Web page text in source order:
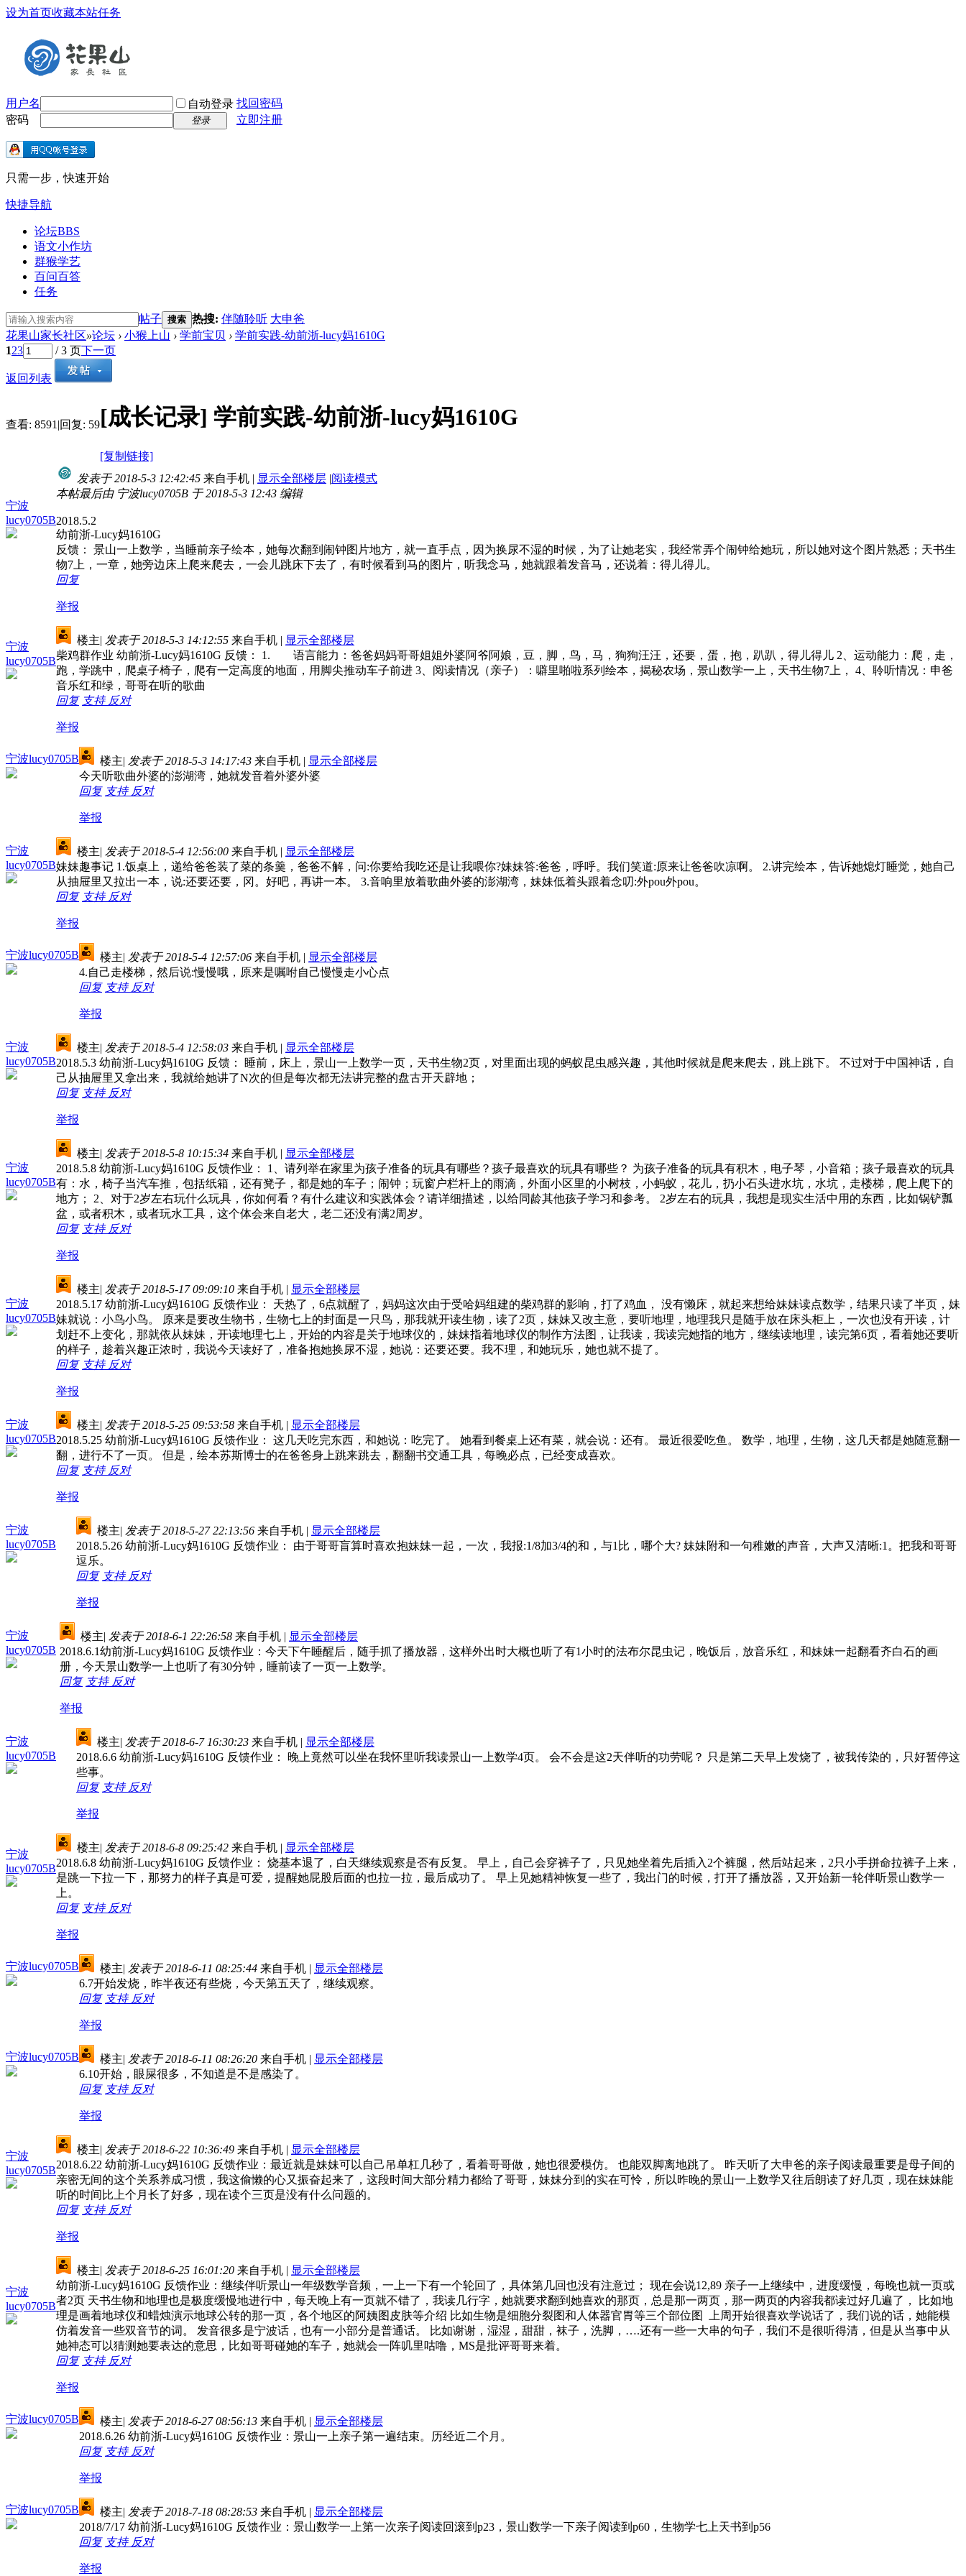
设为首页收藏本站任务
用户名 自动登录 找回密码
密码
登录 立即注册
只需一步，快速开始
快捷导航
论坛BBS
语文小作坊
群猴学艺
百问百答
任务
帖子 搜索 热搜: 伴随聆听 大申爸
花果山家长社区»论坛 › 小猴上山 › 学前宝贝 › 学前实践-幼前浙-lucy妈1610G
123 / 3 页下一页
返回列表
查看: 8591 |回复: 59[成长记录] 学前实践-幼前浙-lucy妈1610G
[复制链接]
宁波
lucy0705B
发表于 2018-5-3 12:42:45 来自手机 | 显示全部楼层 |阅读模式
本帖最后由 宁波lucy0705B 于 2018-5-3 12:43 编辑
2018.5.2
幼前浙-Lucy妈1610G
反馈： 景山一上数学，当睡前亲子绘本，她每次翻到闹钟图片地方，就一直手点，因为换尿不湿的时候，为了让她老实，我经常弄个闹钟给她玩，所以她对这个图片熟悉；天书生
物7上，一章，她旁边床上爬来爬去，一会儿跳床下去了，有时候看到马的图片，听我念马，她就跟着发音马，还说着：得儿得儿。
回复
举报
宁波
lucy0705B
楼主| 发表于 2018-5-3 14:12:55 来自手机 | 显示全部楼层
柴鸡群作业 幼前浙-Lucy妈1610G 反馈： 1. 语言能力：爸爸妈妈哥哥姐姐外婆阿爷阿娘，豆，脚，鸟，马，狗狗汪汪，还要，蛋，抱，趴趴，得儿得儿 2、运动能力：爬，走，
跑，学跳中，爬桌子椅子，爬有一定高度的地面，用脚尖推动车子前进 3、阅读情况（亲子）：噼里啪啦系列绘本，揭秘农场，景山数学一上，天书生物7上， 4、聆听情况：申爸
音乐红和绿，哥哥在听的歌曲
回复 支持 反对
举报
宁波lucy0705B 楼主| 发表于 2018-5-3 14:17:43 来自手机 | 显示全部楼层
今天听歌曲外婆的澎湖湾，她就发音着外婆外婆
回复 支持 反对
举报
宁波
lucy0705B
楼主| 发表于 2018-5-4 12:56:00 来自手机 | 显示全部楼层
妹妹趣事记 1.饭桌上，递给爸爸装了菜的条羹，爸爸不解，问:你要给我吃还是让我喂你?妹妹答:爸爸，呼呼。我们笑道:原来让爸爸吹凉啊。 2.讲完绘本，告诉她熄灯睡觉，她自己
从抽屉里又拉出一本，说:还要还要，冈。好吧，再讲一本。 3.音响里放着歌曲外婆的澎湖湾，妹妹低着头跟着念叨:外pou外pou。
回复 支持 反对
举报
宁波lucy0705B 楼主| 发表于 2018-5-4 12:57:06 来自手机 | 显示全部楼层
4.自己走楼梯，然后说:慢慢哦，原来是嘱咐自己慢慢走小心点
回复 支持 反对
举报
宁波
lucy0705B
楼主| 发表于 2018-5-4 12:58:03 来自手机 | 显示全部楼层
2018.5.3 幼前浙-Lucy妈1610G 反馈： 睡前，床上，景山一上数学一页，天书生物2页，对里面出现的蚂蚁昆虫感兴趣，其他时候就是爬来爬去，跳上跳下。 不过对于中国神话，自
己从抽屉里又拿出来，我就给她讲了N次的但是每次都无法讲完整的盘古开天辟地；
回复 支持 反对
举报
宁波
lucy0705B
楼主| 发表于 2018-5-8 10:15:34 来自手机 | 显示全部楼层
2018.5.8 幼前浙-Lucy妈1610G 反馈作业： 1、请列举在家里为孩子准备的玩具有哪些？孩子最喜欢的玩具有哪些？ 为孩子准备的玩具有积木，电子琴，小音箱；孩子最喜欢的玩具
有：水，椅子当汽车推，包括纸箱，还有凳子，都是她的车子；闹钟；玩窗户栏杆上的雨滴，外面小区里的小树枝，小蚂蚁，花儿，扔小石头进水坑，水坑，走楼梯，爬上爬下的
地方； 2、对于2岁左右玩什么玩具，你如何看？有什么建议和实践体会？请详细描述，以给同龄其他孩子学习和参考。 2岁左右的玩具，我想是现实生活中用的东西，比如锅铲瓢
盆，或者积木，或者玩水工具，这个体会来自老大，老二还没有满2周岁。
回复 支持 反对
举报
宁波
lucy0705B
楼主| 发表于 2018-5-17 09:09:10 来自手机 | 显示全部楼层
2018.5.17 幼前浙-Lucy妈1610G 反馈作业： 天热了，6点就醒了，妈妈这次由于受哈妈组建的柴鸡群的影响，打了鸡血， 没有懒床，就起来想给妹妹读点数学，结果只读了半页，妹
妹就说：小鸟小鸟。 原来是要改生物书，生物七上的封面是一只鸟，那我就开读生物，读了2页，妹妹又改主意，要听地理，地理我只是随手放在床头柜上，一次也没有开读，计
划赶不上变化，那就依从妹妹，开读地理七上，开始的内容是关于地球仪的，妹妹指着地球仪的制作方法图，让我读，我读完她指的地方，继续读地理，读完第6页，看着她还要听
的样子，趁着兴趣正浓时，我说今天读好了，准备抱她换尿不湿，她说：还要还要。我不理，和她玩乐，她也就不提了。
回复 支持 反对
举报
宁波
lucy0705B
楼主| 发表于 2018-5-25 09:53:58 来自手机 | 显示全部楼层
2018.5.25 幼前浙-Lucy妈1610G 反馈作业： 这几天吃完东西，和她说：吃完了。 她看到餐桌上还有菜，就会说：还有。 最近很爱吃鱼。 数学，地理，生物，这几天都是她随意翻一
翻，进行不了一页。 但是，绘本苏斯博士的在爸爸身上跳来跳去，翻翻书交通工具，每晚必点，已经变成喜欢。
回复 支持 反对
举报
宁波
lucy0705B
楼主| 发表于 2018-5-27 22:13:56 来自手机 | 显示全部楼层
2018.5.26 幼前浙-Lucy妈1610G 反馈作业： 由于哥哥盲算时喜欢抱妹妹一起，一次，我报:1/8加3/4的和，与1比，哪个大? 妹妹附和一句稚嫩的声音，大声又清晰:1。把我和哥哥
逗乐。
回复 支持 反对
举报
宁波
lucy0705B
楼主| 发表于 2018-6-1 22:26:58 来自手机 | 显示全部楼层
2018.6.1幼前浙-Lucy妈1610G 反馈作业：今天下午睡醒后，随手抓了播放器，这样外出时大概也听了有1小时的法布尔昆虫记，晚饭后，放音乐红，和妹妹一起翻看齐白石的画
册，今天景山数学一上也听了有30分钟，睡前读了一页一上数学。
回复 支持 反对
举报
宁波
lucy0705B
楼主| 发表于 2018-6-7 16:30:23 来自手机 | 显示全部楼层
2018.6.6 幼前浙-Lucy妈1610G 反馈作业： 晚上竟然可以坐在我怀里听我读景山一上数学4页。 会不会是这2天伴听的功劳呢？ 只是第二天早上发烧了，被我传染的，只好暂停这
些事。
回复 支持 反对
举报
宁波
lucy0705B
楼主| 发表于 2018-6-8 09:25:42 来自手机 | 显示全部楼层
2018.6.8 幼前浙-Lucy妈1610G 反馈作业： 烧基本退了，白天继续观察是否有反复。 早上，自己会穿裤子了，只见她坐着先后插入2个裤腿，然后站起来，2只小手拼命拉裤子上来，
是跳一下拉一下，那努力的样子真是可爱，提醒她屁股后面的也拉一拉，最后成功了。 早上见她精神恢复一些了，我出门的时候，打开了播放器，又开始新一轮伴听景山数学一
上。
回复 支持 反对
举报
宁波lucy0705B 楼主| 发表于 2018-6-11 08:25:44 来自手机 | 显示全部楼层
6.7开始发烧，昨半夜还有些烧，今天第五天了，继续观察。
回复 支持 反对
举报
宁波lucy0705B 楼主| 发表于 2018-6-11 08:26:20 来自手机 | 显示全部楼层
6.10开始，眼屎很多，不知道是不是感染了。
回复 支持 反对
举报
宁波
lucy0705B
楼主| 发表于 2018-6-22 10:36:49 来自手机 | 显示全部楼层
2018.6.22 幼前浙-Lucy妈1610G 反馈作业：最近就是妹妹可以自己吊单杠几秒了，看着哥哥做，她也很爱模仿。 也能双脚离地跳了。 昨天听了大申爸的亲子阅读最重要是母子间的
亲密无间的这个关系养成习惯，我这偷懒的心又振奋起来了，这段时间大部分精力都给了哥哥，妹妹分到的实在可怜，所以昨晚的景山一上数学又往后朗读了好几页，现在妹妹能
听的时间比上个月长了好多，现在读个三页是没有什么问题的。
回复 支持 反对
举报
宁波
lucy0705B
楼主| 发表于 2018-6-25 16:01:20 来自手机 | 显示全部楼层
幼前浙-Lucy妈1610G 反馈作业：继续伴听景山一年级数学音频，一上一下有一个轮回了，具体第几回也没有注意过； 现在会说12,89 亲子一上继续中，进度缓慢，每晚也就一页或
者2页 天书生物和地理也是极度缓慢地进行中，每天晚上有一页就不错了，我读几行字，她就要求翻到她喜欢的那页，总是那一两页，那一两页的内容我都读过好几遍了， 比如地
理是画着地球仪和蜡烛演示地球公转的那一页，各个地区的阿姨图皮肤等介绍 比如生物是细胞分裂图和人体器官胃等三个部位图 上周开始很喜欢学说话了，我们说的话，她能模
仿着发音一些双音节的词。 发音很多是宁波话，也有一小部分是普通话。 比如谢谢，湿湿，甜甜，袜子，洗脚，….还有一些一大串的句子，我们不是很听得清，但是从当事中从
她神态可以猜测她要表达的意思，比如哥哥碰她的车子，她就会一阵叽里咕噜，MS是批评哥哥来着。
回复 支持 反对
举报
宁波lucy0705B 楼主| 发表于 2018-6-27 08:56:13 来自手机 | 显示全部楼层
2018.6.26 幼前浙-Lucy妈1610G 反馈作业：景山一上亲子第一遍结束。历经近二个月。
回复 支持 反对
举报
宁波lucy0705B 楼主| 发表于 2018-7-18 08:28:53 来自手机 | 显示全部楼层
2018/7/17 幼前浙-Lucy妈1610G 反馈作业：景山数学一上第一次亲子阅读回滚到p23，景山数学一下亲子阅读到p60，生物学七上天书到p56
回复 支持 反对
举报